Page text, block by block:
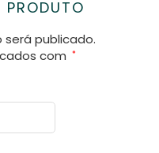
publicado.
com *